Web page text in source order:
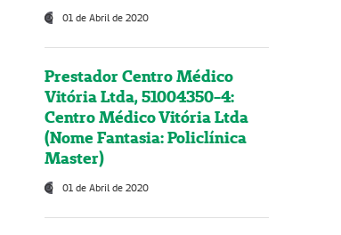
01 de Abril de 2020
Prestador Centro Médico
Vitória Ltda, 51004350-4:
Centro Médico Vitória Ltda
(Nome Fantasia: Policlínica
Master)
01 de Abril de 2020